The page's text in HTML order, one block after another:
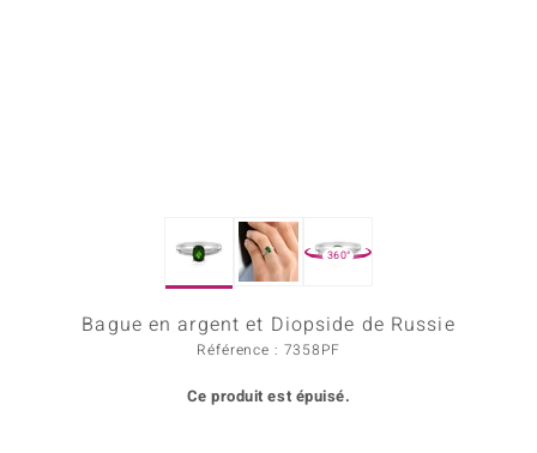
360°
Bague en argent et Diopside de Russie
Référence : 7358PF
Ce produit est épuisé.